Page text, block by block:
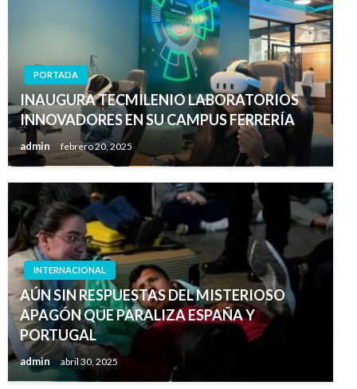
PORTADA
INAUGURA TECMILENIO LABORATORIOS
INNOVADORES EN SU CAMPUS FERRERÍA
admin febrero 20, 2025
INTERNACIONAL
AÚN SIN RESPUESTAS DEL MISTERIOSO
APAGÓN QUE PARALIZA ESPAÑA Y
PORTUGAL
admin abril 30, 2025